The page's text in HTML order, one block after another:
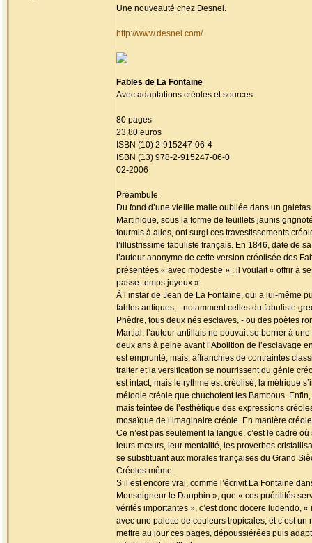
Une nouveauté chez Desnel.
http://www.desnel.com/
Fables de La Fontaine
Avec adaptations créoles et sources
80 pages
23,80 euros
ISBN (10) 2-915247-06-4
ISBN (13) 978-2-915247-06-0
02-2006
Préambule
Du fond d’une vieille malle oubliée dans un
Martinique, sous la forme de feuillets jaunis
fourmis à ailes, ont surgi ces travestissements
l’illustrissime fabuliste français. En 1846, date de
l’auteur anonyme de cette version créolisée des
présentées « avec modestie » : il voulait « offrir à
passe-temps joyeux ».
À l’instar de Jean de La Fontaine, qui a lui-même
fables antiques, - notamment celles du fabuliste
Phèdre, tous deux nés esclaves, - ou des poètes
Martial, l’auteur antillais ne pouvait se borner à
deux ans à peine avant l’Abolition de l’esclavage
est emprunté, mais, affranchies de contraintes
traiter et la versification se nourrissent du génie
est intact, mais le rythme est créolisé, la métrique
mélodie créole que chuchotent les Bambous.
mais teintée de l’esthétique des expressions
mosaïque de l’imaginaire créole. En manière
Ce n’est pas seulement la langue, c’est le cadre
leurs mœurs, leur mentalité, les proverbes
se substituant aux morales françaises du Grand
Créoles même.
S’il est encore vrai, comme l’écrivit La Fontaine
Monseigneur le Dauphin », que « ces puérilités
vérités importantes », c’est donc docere ludendo,
avec une palette de couleurs tropicales, et c’est un
mettre au jour ces pages, dépoussiérées puis